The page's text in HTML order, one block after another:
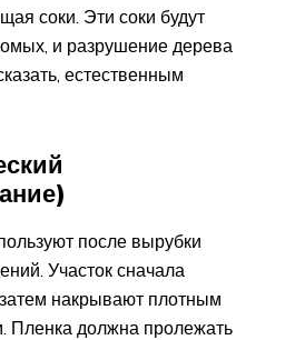
соки. Эти соки будут
и разрушение дерева
естественным
после вырубки
Участок сначала
накрывают плотным
Пленка должна пролежать